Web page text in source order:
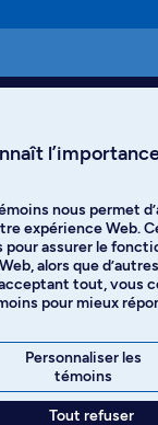
nous permet
expérience Web.
assurer le
alors que
tout, vous
pour mieux
Personnaliser les
témoins
Tout refuser